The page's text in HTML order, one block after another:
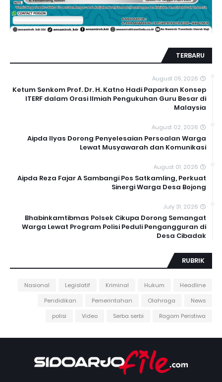
TERBARU
August 05, 2026
Ketum Senkom Prof. Dr. H. Katno Hadi Paparkan Konsep
ITERF dalam Orasi Ilmiah Pengukuhan Guru Besar di
Malaysia
August 02, 2026
Aipda Ilyas Dorong Penyelesaian Persoalan Warga
Lewat Musyawarah dan Komunikasi
August 01, 2026
Aipda Reza Fajar A Sambangi Pos Satkamling, Perkuat
Sinergi Warga Desa Bojong
July 31, 2026
Bhabinkamtibmas Polsek Cikupa Dorong Semangat
Warga Lewat Program Polisi Peduli Pengangguran di
Desa Cibadak
RUBRIK
Headline
Hukum
Kriminal
Legislatif
Nasional
News
Olahraga
Pemerintahan
Pendidikan
Ragam Peristiwa
Serba serbi
Video
polisi